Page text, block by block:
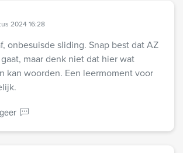
2024 16:28
onbesuisde sliding. Snap best dat AZ
maar denk niet dat hier wat
kan woorden. Een leermoment voor